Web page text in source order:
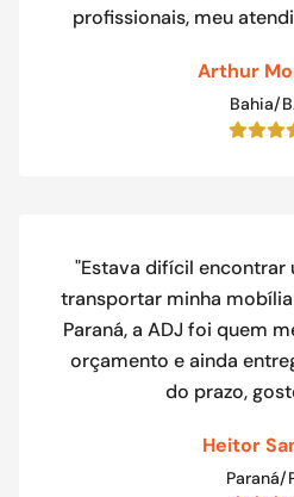
profissionais, meu
Arthur
Bahia/
"Estava difícil encontrar
transportar minha mobília
Paraná, a ADJ foi quem
orçamento e ainda
do prazo,
Heitor
Paraná/